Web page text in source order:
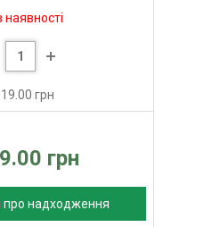
наявності
грн
грн
про надходження